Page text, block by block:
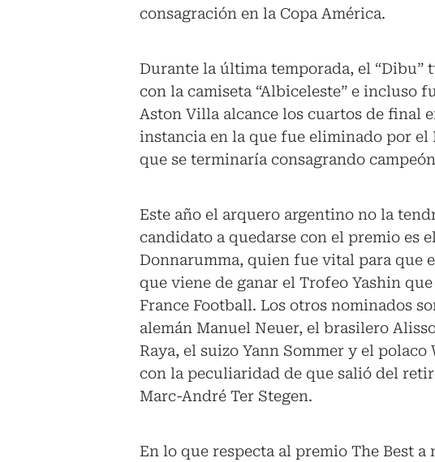
consagración en la Copa América.
Durante la última temporada, el “Dibu”
con la camiseta “Albiceleste” e incluso
Aston Villa alcance los cuartos de final
instancia en la que fue eliminado por el
que se terminaría consagrando
Este año el arquero argentino no la
candidato a quedarse con el premio es
Donnarumma, quien fue vital para que
que viene de ganar el Trofeo Yashin
France Football. Los otros nominados
alemán Manuel Neuer, el brasilero
Raya, el suizo Yann Sommer y el
con la peculiaridad de que salió del
Marc-André Ter Stegen.
En lo que respecta al premio The Best